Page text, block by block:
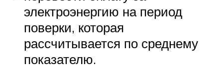
электроэнергию на период
поверки, которая
рассчитывается по среднему
показателю.